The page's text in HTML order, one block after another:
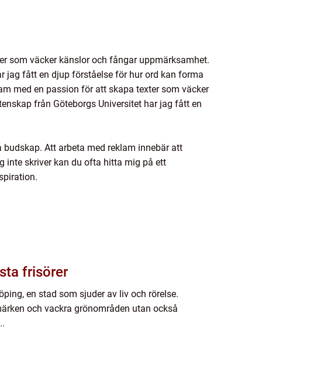
som väcker känslor och fångar uppmärksamhet.
jag fått en djup förståelse för hur ord kan forma
med en passion för att skapa texter som väcker
från Göteborgs Universitet har jag fått en
Att arbeta med reklam innebär att
inte skriver kan du ofta hitta mig på ett
frisörer
en stad som sjuder av liv och rörelse.
och vackra grönområden utan också